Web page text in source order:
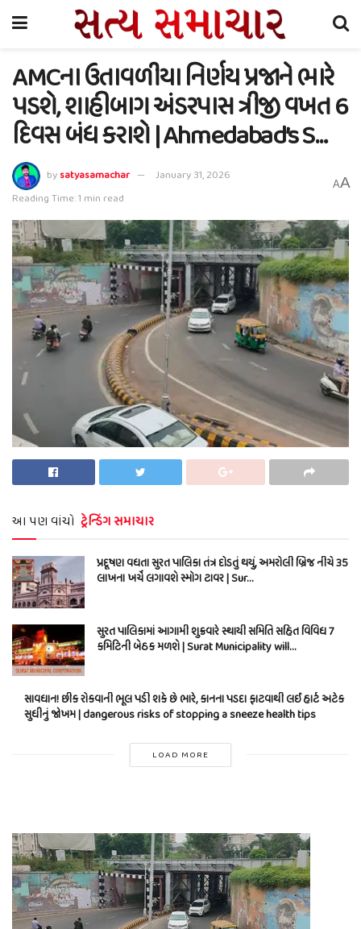
AMCના ઉતાવળીયા નિર્ણય પ્રજાને ભારે
પડશે, શાહીબાગ અંડરપાસ ત્રીજી વખત 6
દિવસ બંધ કરાશે | Ahmedabad’s S…
bysatyasamachar
January 31, 2026
Reading Time: 1 min read
AA
આ પણ વાંચો ટ્રેન્ડિંગ સમાચાર
પ્રદૂષણ વધતા સુરત પાલિકા તંત્ર દોડતું થયું, અમરોલી બ્રિજ નીચે 35
લાખના ખર્ચે લગાવશે સ્મોગ ટાવર | Sur…
સુરત પાલિકામાં આગામી શુક્રવારે સ્થાયી સમિતિ સહિત વિવિધ 7
કમિટિની બેઠક મળશે | Surat Municipality will…
સાવધાન! છીંક રોકવાની ભૂલ પડી શકે છે ભારે, કાનના પડદા ફાટવાથી લઈ હાર્ટ અટેક
સુધીનું જોખમ | dangerous risks of stopping a sneeze health tips
LOAD MORE